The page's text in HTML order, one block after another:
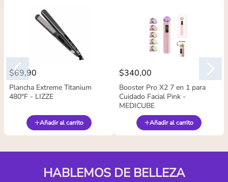
$69,90
Plancha Extreme Titanium
480°F - LIZZE
Añadir al carrito
$340,00
Booster Pro X2 7 en 1 para
Cuidado Facial Pink -
MEDICUBE
Añadir al carrito
HABLEMOS DE BELLEZA